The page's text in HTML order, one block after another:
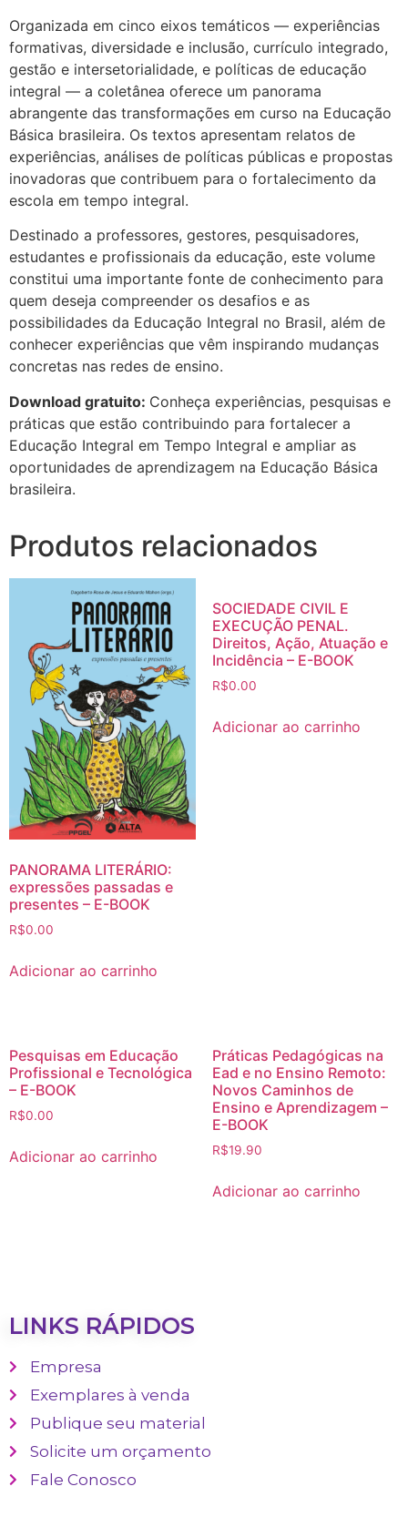
Organizada em cinco eixos temáticos — experiências
formativas, diversidade e inclusão, currículo integrado,
gestão e intersetorialidade, e políticas de educação
integral — a coletânea oferece um panorama
abrangente das transformações em curso na Educação
Básica brasileira. Os textos apresentam relatos de
experiências, análises de políticas públicas e propostas
inovadoras que contribuem para o fortalecimento da
escola em tempo integral.
Destinado a professores, gestores, pesquisadores,
estudantes e profissionais da educação, este volume
constitui uma importante fonte de conhecimento para
quem deseja compreender os desafios e as
possibilidades da Educação Integral no Brasil, além de
conhecer experiências que vêm inspirando mudanças
concretas nas redes de ensino.
Download gratuito: Conheça experiências, pesquisas e
práticas que estão contribuindo para fortalecer a
Educação Integral em Tempo Integral e ampliar as
oportunidades de aprendizagem na Educação Básica
brasileira.
Produtos relacionados
PANORAMA LITERÁRIO:
expressões passadas e
presentes – E-BOOK
R$0.00
Adicionar ao carrinho
SOCIEDADE CIVIL E
EXECUÇÃO PENAL.
Direitos, Ação, Atuação e
Incidência – E-BOOK
R$0.00
Adicionar ao carrinho
Pesquisas em Educação
Profissional e Tecnológica
– E-BOOK
R$0.00
Adicionar ao carrinho
Práticas Pedagógicas na
Ead e no Ensino Remoto:
Novos Caminhos de
Ensino e Aprendizagem –
E-BOOK
R$19.90
Adicionar ao carrinho
LINKS RÁPIDOS
Empresa
Exemplares à venda
Publique seu material
Solicite um orçamento
Fale Conosco